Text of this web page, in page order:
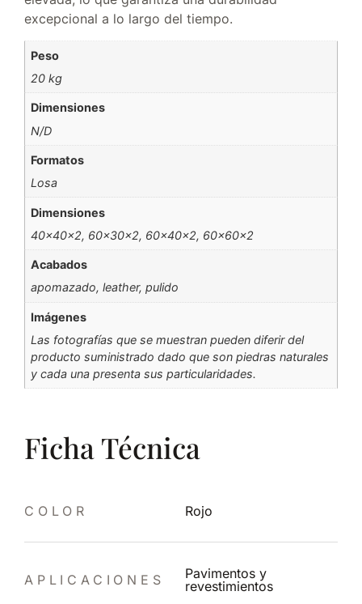
excepcional a lo largo del tiempo.
Peso
20 kg
Dimensiones
N/D
Formatos
Losa
Dimensiones
40x40x2, 60x30x2, 60x40x2, 60x60x2
Acabados
apomazado, leather, pulido
Imágenes
Las fotografías que se muestran pueden diferir del
producto suministrado dado que son piedras naturales
y cada una presenta sus particularidades.
Ficha Técnica
COLOR Rojo
APLICACIONES
Pavimentos y
revestimientos